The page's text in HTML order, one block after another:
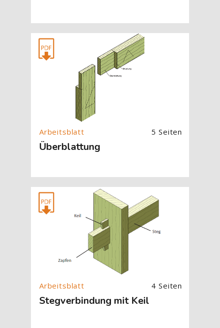
[Cocoon] About (Text with Image) überspringen
5 Seiten
Überblattung
[Cocoon] About (Text with Image) überspringen
4 Seiten
Stegverbindung mit Keil